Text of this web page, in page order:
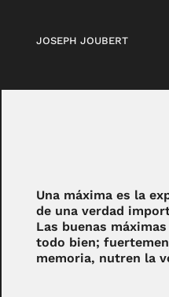
JOSEPH JOUBERT
Una máxima es la
de una verdad
Las buenas
todo bien;
memoria, nutren la